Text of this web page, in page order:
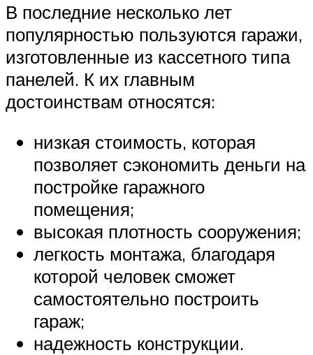
В последние несколько лет
популярностью пользуются гаражи,
изготовленные из кассетного типа
панелей. К их главным
достоинствам относятся:
низкая стоимость, которая
позволяет сэкономить деньги на
постройке гаражного
помещения;
высокая плотность сооружения;
легкость монтажа, благодаря
которой человек сможет
самостоятельно построить
гараж;
надежность конструкции.